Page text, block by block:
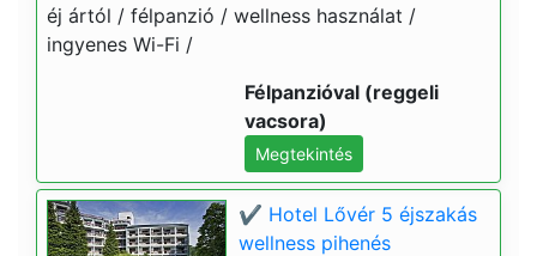
éj ártól / félpanzió / wellness használat /
ingyenes Wi-Fi /
Félpanzióval (reggeli
vacsora)
Megtekintés
✔️ Hotel Lővér 5 éjszakás
wellness pihenés